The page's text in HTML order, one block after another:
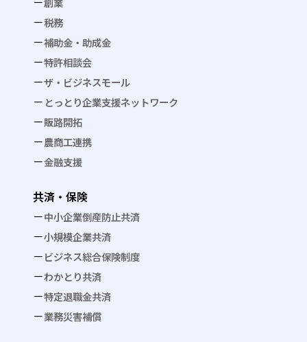
税務
補助金・助成金
特許相談会
ザ・ビジネスモール
とっとり企業支援ネットワーク
販路開拓
農商工連携
金融支援
共済・保険
中小企業倒産防止共済
小規模企業共済
ビジネス総合保険制度
わかとり共済
特定退職金共済
業務災害補償